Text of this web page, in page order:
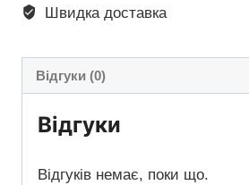
Швидка доставка
Відгуки (0)
Відгуки
Відгуків немає, поки що.